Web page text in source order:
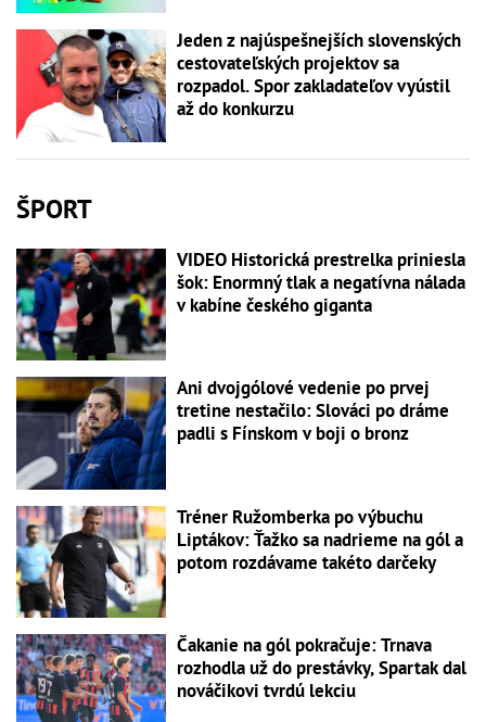
Jeden z najúspešnejších slovenských
cestovateľských projektov sa
rozpadol. Spor zakladateľov vyústil
až do konkurzu
ŠPORT
VIDEO Historická prestrelka priniesla
šok: Enormný tlak a negatívna nálada
v kabíne českého giganta
Ani dvojgólové vedenie po prvej
tretine nestačilo: Slováci po dráme
padli s Fínskom v boji o bronz
Tréner Ružomberka po výbuchu
Liptákov: Ťažko sa nadrieme na gól a
potom rozdávame takéto darčeky
Čakanie na gól pokračuje: Trnava
rozhodla už do prestávky, Spartak dal
nováčikovi tvrdú lekciu